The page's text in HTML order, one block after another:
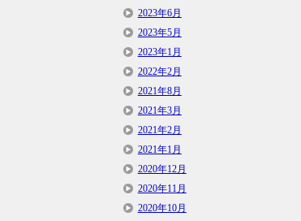
2023年6月
2023年5月
2023年1月
2022年2月
2021年8月
2021年3月
2021年2月
2021年1月
2020年12月
2020年11月
2020年10月